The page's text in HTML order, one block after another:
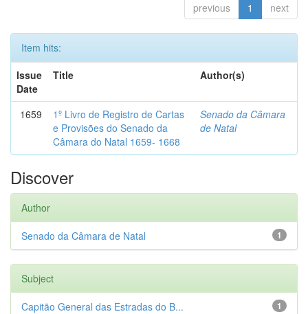
previous 1 next
Item hits:
Issue
Date
Title Author(s)
1659
1º Livro de Registro de Cartas
e Provisões do Senado da
Câmara do Natal 1659- 1668
Senado da Câmara
de Natal
Discover
Author
1
Senado da Câmara de Natal
Subject
1
Capitão General das Estradas do B...